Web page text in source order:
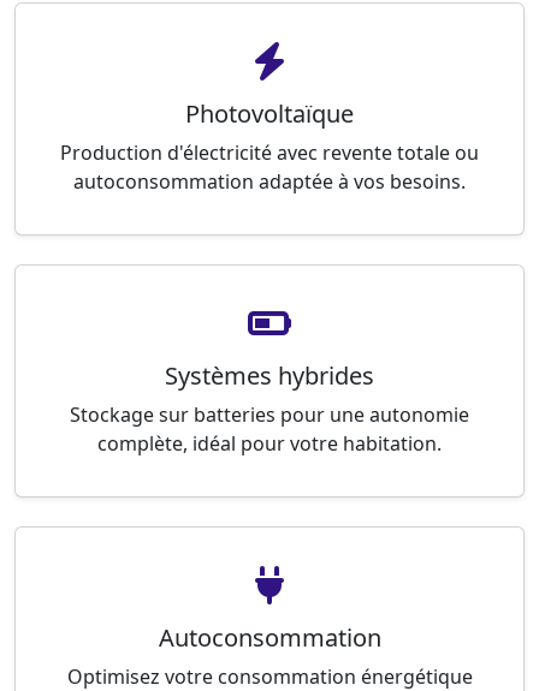
Photovoltaïque
Production d'électricité avec revente totale ou
autoconsommation adaptée à vos besoins.
Systèmes hybrides
Stockage sur batteries pour une autonomie
complète, idéal pour votre habitation.
Autoconsommation
Optimisez votre consommation énergétique